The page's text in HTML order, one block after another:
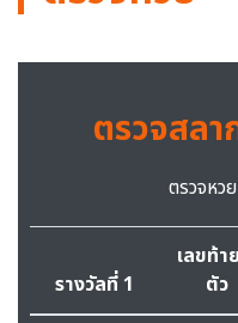
ตรวจสล
ตรวจหว
รางวัลที่ 1
เลขท้า
ตัว